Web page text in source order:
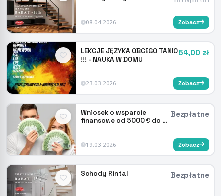
08.04.2026 Zobacz
LEKCJE JĘZYKA OBCEGO TANIO
!!! - NAUKA W DOMU
54,00 zł
23.03.2026 Zobacz
Wniosek o wsparcie
finansowe od 5000 € do 5
Bezpłatne
19.03.2026 Zobacz
Schody Rintal Bezpłatne